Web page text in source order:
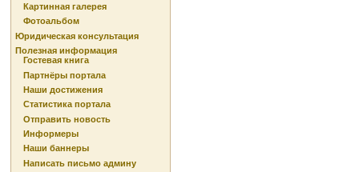
Картинная галерея
Фотоальбом
Юридическая консультация
Полезная информация
Гостевая книга
Партнёры портала
Наши достижения
Статистика портала
Отправить новость
Информеры
Наши баннеры
Написать письмо админу